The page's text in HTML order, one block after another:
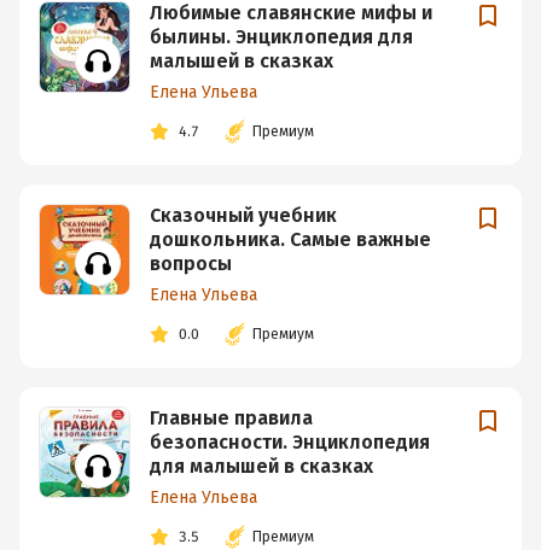
Любимые славянские мифы и
былины. Энциклопедия для
малышей в сказках
Елена Ульева
4.7 Премиум
Сказочный учебник
дошкольника. Самые важные
вопросы
Елена Ульева
0.0 Премиум
Главные правила
безопасности. Энциклопедия
для малышей в сказках
Елена Ульева
3.5 Премиум